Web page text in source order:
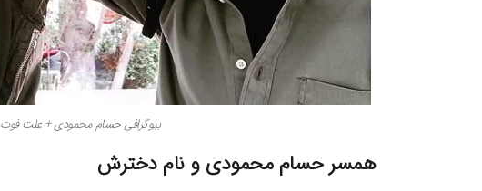
بیوگرافی حسام محمودی + علت فوت
همسر حسام محمودی و نام دخترش